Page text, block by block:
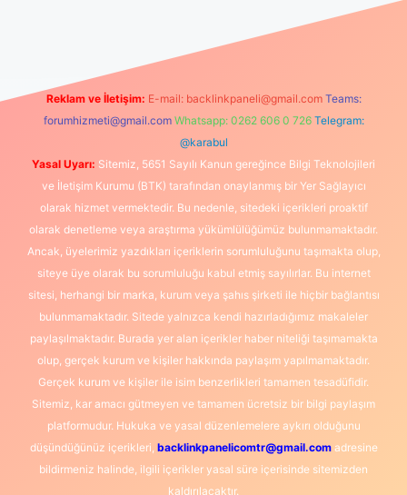
elexbetgiris.org
Reklam ve İletişim: E-mail: backlinkpaneli@gmail.com Teams:
forumhizmeti@gmail.com Whatsapp: 0262 606 0 726 Telegram:
@karabul
Yasal Uyarı: Sitemiz, 5651 Sayılı Kanun gereğince Bilgi Teknolojileri
ve İletişim Kurumu (BTK) tarafından onaylanmış bir Yer Sağlayıcı
olarak hizmet vermektedir. Bu nedenle, sitedeki içerikleri proaktif
olarak denetleme veya araştırma yükümlülüğümüz bulunmamaktadır.
Ancak, üyelerimiz yazdıkları içeriklerin sorumluluğunu taşımakta olup,
siteye üye olarak bu sorumluluğu kabul etmiş sayılırlar. Bu internet
sitesi, herhangi bir marka, kurum veya şahıs şirketi ile hiçbir bağlantısı
bulunmamaktadır. Sitede yalnızca kendi hazırladığımız makaleler
paylaşılmaktadır. Burada yer alan içerikler haber niteliği taşımamakta
olup, gerçek kurum ve kişiler hakkında paylaşım yapılmamaktadır.
Gerçek kurum ve kişiler ile isim benzerlikleri tamamen tesadüfidir.
Sitemiz, kar amacı gütmeyen ve tamamen ücretsiz bir bilgi paylaşım
platformudur. Hukuka ve yasal düzenlemelere aykırı olduğunu
düşündüğünüz içerikleri, backlinkpanelicomtr@gmail.comadresine
bildirmeniz halinde, ilgili içerikler yasal süre içerisinde sitemizden
kaldırılacaktır.